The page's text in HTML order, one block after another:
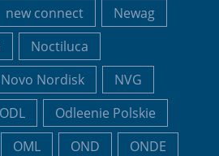
new connect
Newag
Noctiluca
Novo Nordisk
NVG
ODL
Odleenie Polskie
OML OND
ONDE